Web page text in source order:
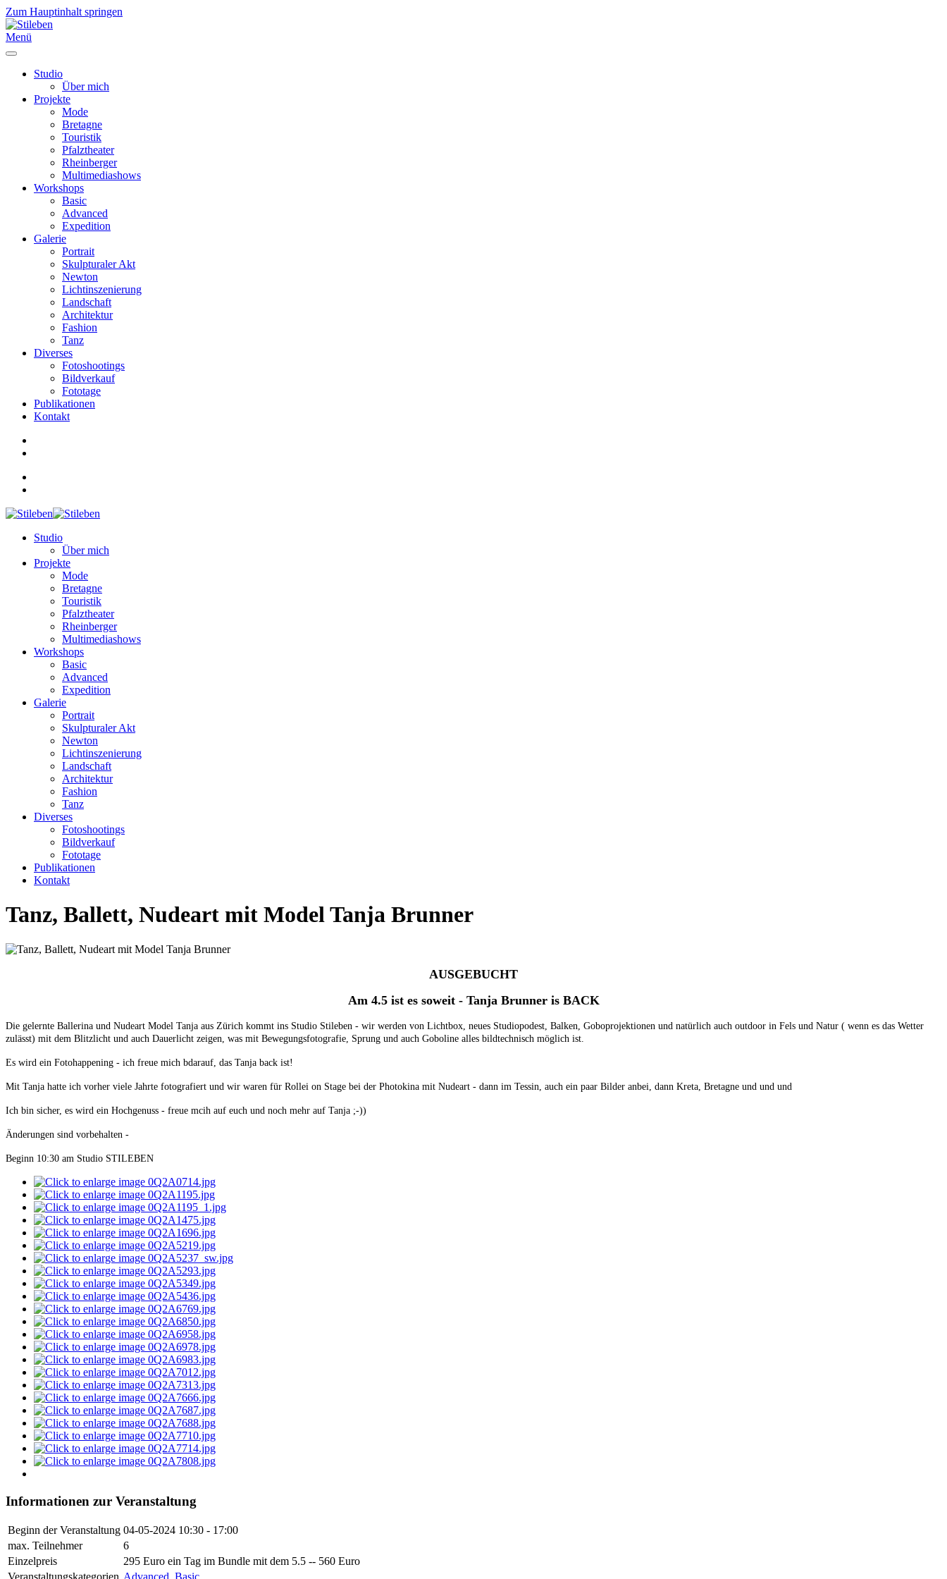
Zum Hauptinhalt springen
Menü
Studio
Über mich
Projekte
Mode
Bretagne
Touristik
Pfalztheater
Rheinberger
Multimediashows
Workshops
Basic
Advanced
Expedition
Galerie
Portrait
Skulpturaler Akt
Newton
Lichtinszenierung
Landschaft
Architektur
Fashion
Tanz
Diverses
Fotoshootings
Bildverkauf
Fototage
Publikationen
Kontakt
Studio
Über mich
Projekte
Mode
Bretagne
Touristik
Pfalztheater
Rheinberger
Multimediashows
Workshops
Basic
Advanced
Expedition
Galerie
Portrait
Skulpturaler Akt
Newton
Lichtinszenierung
Landschaft
Architektur
Fashion
Tanz
Diverses
Fotoshootings
Bildverkauf
Fototage
Publikationen
Kontakt
Tanz, Ballett, Nudeart mit Model Tanja Brunner
AUSGEBUCHT
Am 4.5 ist es soweit - Tanja Brunner is BACK
Die gelernte Ballerina und Nudeart Model Tanja aus Zürich kommt ins Studio Stileben - wir werden von Lichtbox, neues Studiopodest, Balken, Goboprojektionen und natürlich auch outdoor in Fels und Natur ( wenn es das Wetter
zulässt) mit dem Blitzlicht und auch Dauerlicht zeigen, was mit Bewegungsfotografie, Sprung und auch Goboline alles bildtechnisch möglich ist.
Es wird ein Fotohappening - ich freue mich bdarauf, das Tanja back ist!
Mit Tanja hatte ich vorher viele Jahrte fotografiert und wir waren für Rollei on Stage bei der Photokina mit Nudeart - dann im Tessin, auch ein paar Bilder anbei, dann Kreta, Bretagne und und und
Ich bin sicher, es wird ein Hochgenuss - freue mcih auf euch und noch mehr auf Tanja ;-))
Änderungen sind vorbehalten -
Beginn 10:30 am Studio STILEBEN
Informationen zur Veranstaltung
Beginn der Veranstaltung 04-05-2024 10:30 - 17:00
max. Teilnehmer
6
Einzelpreis
295 Euro ein Tag im Bundle mit dem 5.5 -- 560 Euro